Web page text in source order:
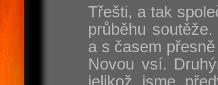
Třešti, a tak
průběhu
a s časem
Novou vsí.
jelikož jsme